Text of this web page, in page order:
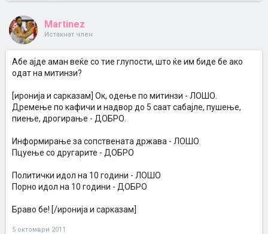
Martinez
Истакнат член
Абе ајде аман веќе со тие глупости, што ќе им биде бе ако
одат на митинзи?
[иронија и сарказам] Ок, одење по митинзи - ЛОШО.
Дремење по кафичи и надвор до 5 саат сабајле, пушење,
пиење, дрогирање - ДОБРО.
Информирање за сопствената држава - ЛОШО
Пцуење со другарите - ДОБРО
Политички идол на 10 години - ЛОШО
Порно идол на 10 години - ДОБРО
Браво бе! [/иронија и сарказам]
5 октомври 2011